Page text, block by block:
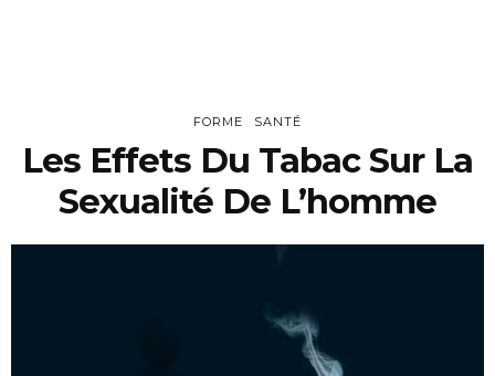
FORME SANTÉ
Les Effets Du Tabac Sur La
Sexualité De L’homme